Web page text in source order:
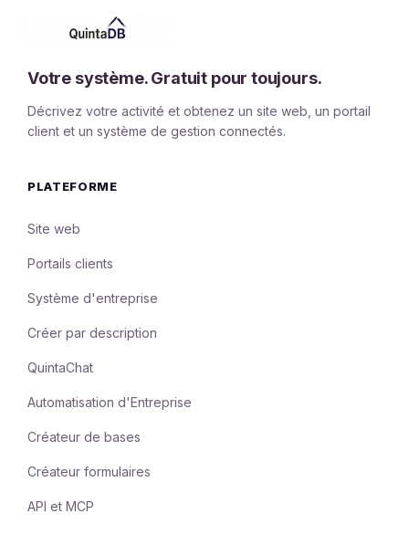
Votre système. Gratuit pour toujours.
Décrivez votre activité et obtenez un site web, un portail
client et un système de gestion connectés.
PLATEFORME
Site web
Portails clients
Système d'entreprise
Créer par description
QuintaChat
Automatisation d'Entreprise
Créateur de bases
Créateur formulaires
API et MCP